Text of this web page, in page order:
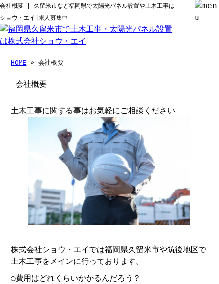
会社概要 | 久留米市など福岡県で太陽光パネル設置や土木工事は
ショウ・エイ|求人募集中
HOME » 会社概要
会社概要
土木工事に関する事はお気軽にご相談ください
株式会社ショウ・エイでは福岡県久留米市や筑後地区で
土木工事をメインに行っております。
○費用はどれくらいかかるんだろう？